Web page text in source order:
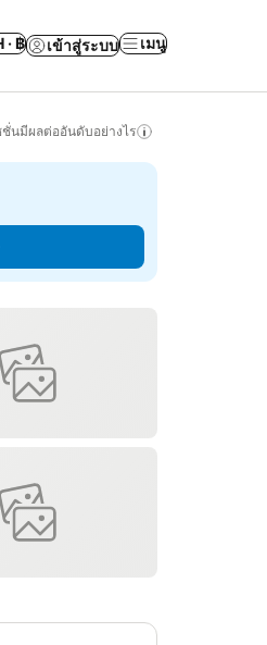
· ฿ เข้าสู่ระบบ เมนู
นมีผลต่ออันดับอย่างไร